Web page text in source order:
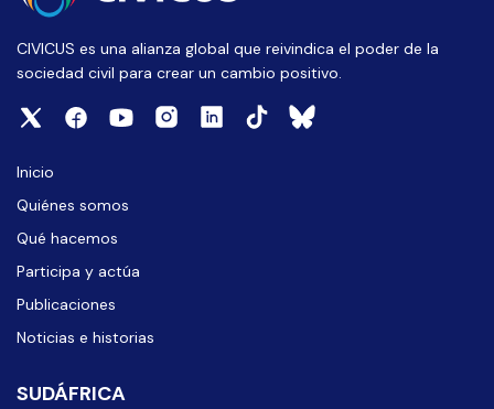
CIVICUS es una alianza global que reivindica el poder de la
sociedad civil para crear un cambio positivo.
Inicio
Quiénes somos
Qué hacemos
Participa y actúa
Publicaciones
Noticias e historias
SUDÁFRICA